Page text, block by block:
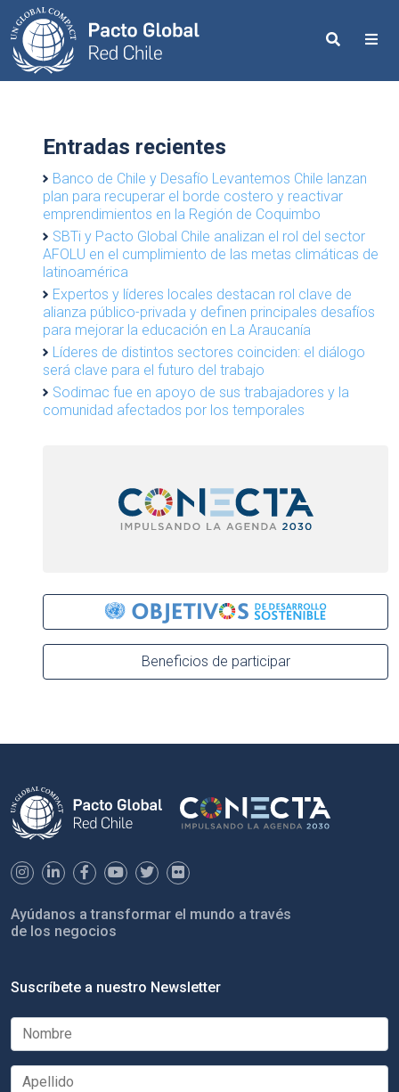
Search
Entradas recientes
Banco de Chile y Desafío Levantemos Chile lanzan
plan para recuperar el borde costero y reactivar
emprendimientos en la Región de Coquimbo
SBTi y Pacto Global Chile analizan el rol del sector
AFOLU en el cumplimiento de las metas climáticas de
latinoamérica
Expertos y líderes locales destacan rol clave de
alianza público-privada y definen principales desafíos
para mejorar la educación en La Araucanía
Líderes de distintos sectores coinciden: el diálogo
será clave para el futuro del trabajo
Sodimac fue en apoyo de sus trabajadores y la
comunidad afectados por los temporales
Beneficios de participar
Ayúdanos a transformar el mundo a través
de los negocios
Suscríbete a nuestro Newsletter